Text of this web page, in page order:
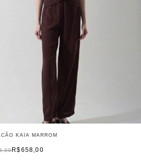
KAIA MARROM
R$658,00